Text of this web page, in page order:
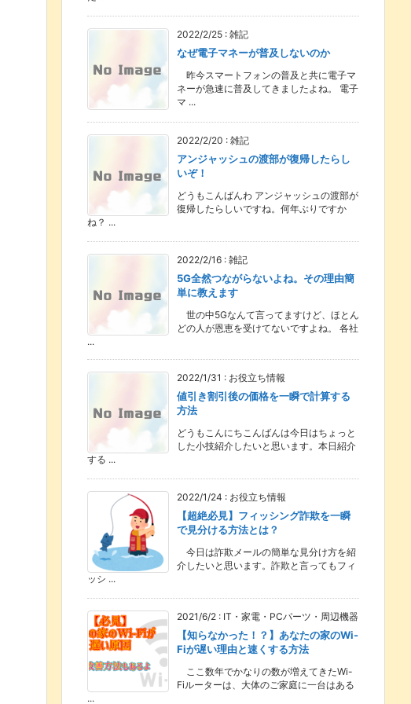
2022/2/25 : 雑記
なぜ電子マネーが普及しないのか
昨今スマートフォンの普及と共に電子マ
ネーが急速に普及してきましたよね。 電子
マ ...
2022/2/20 : 雑記
アンジャッシュの渡部が復帰したらし
いぞ！
どうもこんばんわ アンジャッシュの渡部が
復帰したらしいですね。何年ぶりですか
ね？ ...
2022/2/16 : 雑記
5G全然つながらないよね。その理由簡
単に教えます
世の中5Gなんて言ってますけど、ほとん
どの人が恩恵を受けてないですよね。 各社
...
2022/1/31 : お役立ち情報
値引き割引後の価格を一瞬で計算する
方法
どうもこんにちこんばんは今日はちょっと
した小技紹介したいと思います。本日紹介
する ...
2022/1/24 : お役立ち情報
【超絶必見】フィッシング詐欺を一瞬
で見分ける方法とは？
今日は詐欺メールの簡単な見分け方を紹
介したいと思います。詐欺と言ってもフィ
ッシ ...
2021/6/2 : IT・家電・PCパーツ・周辺機器
【知らなかった！？】あなたの家のWi-
Fiが遅い理由と速くする方法
ここ数年でかなりの数が増えてきたWi-
Fiルーターは、大体のご家庭に一台はある
...